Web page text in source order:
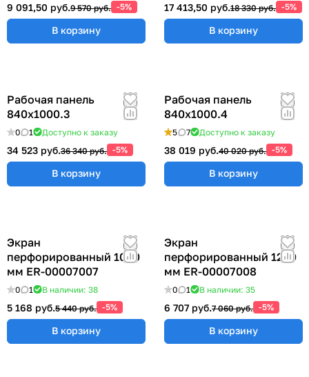
9 091,50 руб.9 570 руб. -5%
В корзину
17 413,50 руб.18 330 руб. -5%
В корзину
Рабочая панель
840х1000.3
0 1 Доступно к заказу
34 523 руб.36 340 руб. -5%
В корзину
Рабочая панель
840х1000.4
5 7 Доступно к заказу
38 019 руб.40 020 руб. -5%
В корзину
Экран
перфорированный 1000
мм ER-00007007
0 1 В наличии: 38
5 168 руб.5 440 руб. -5%
В корзину
Экран
перфорированный 1200
мм ER-00007008
0 1 В наличии: 35
6 707 руб.7 060 руб. -5%
В корзину